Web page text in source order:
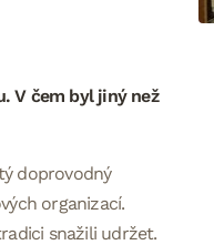
V čem byl jiný než
doprovodný
organizací.
snažili udržet.